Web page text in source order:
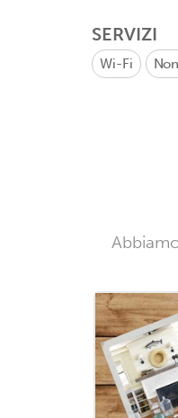
SERVIZI
Wi-Fi